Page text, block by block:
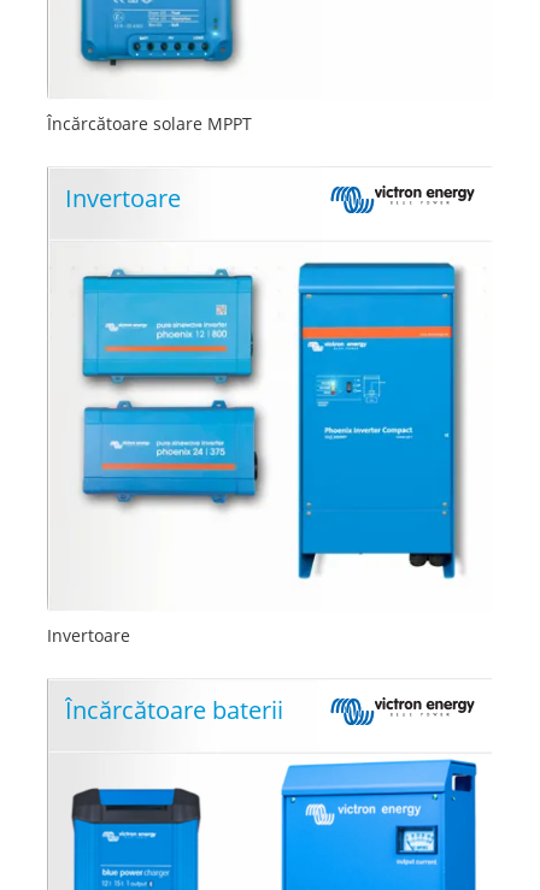
Încărcătoare solare MPPT
Invertoare
Invertoare
Încărcătoare baterii